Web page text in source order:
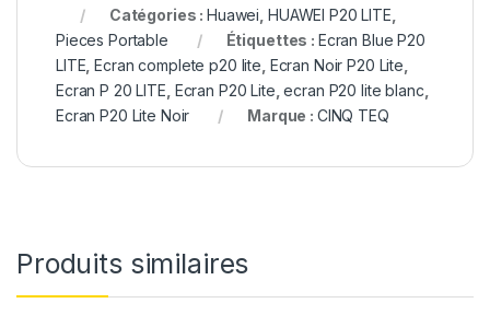
Catégories :Huawei HUAWEI P20 LITE
Pieces Portable
Étiquettes : Ecran Blue P20
LITE ,Ecran complete p20 lite Ecran Noir P20 Lite
Ecran P 20 LITE Ecran P20 Lite ,ecran P20 lite blanc
Ecran P20 Lite Noir
Marque : CINQ TEQ
Produits similaires